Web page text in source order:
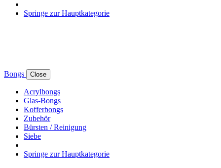
Springe zur Hauptkategorie
Bongs Close
Acrylbongs
Glas-Bongs
Kofferbongs
Zubehör
Bürsten / Reinigung
Siebe
Springe zur Hauptkategorie